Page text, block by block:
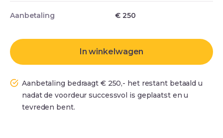
Aanbetaling €250
In winkelwagen
Aanbetaling bedraagt € 250,- het restant betaald u
nadat de voordeur successvol is geplaatst en u
tevreden bent.